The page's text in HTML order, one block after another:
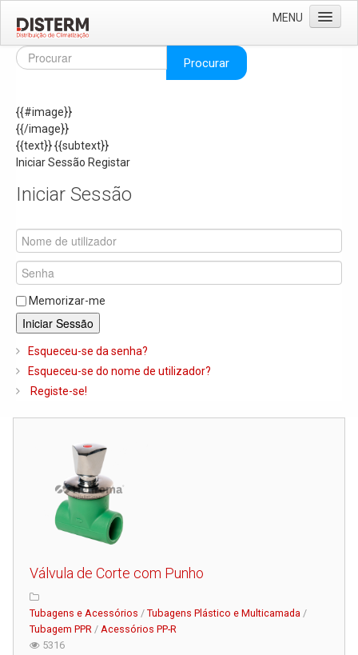
MENU
Home
Áreas de Negócio
Missão e Valores
As Nossas Marcas
Recrutamento
Produtos
Solar
Termoacumuladores e Depósitos de Inércia
Ar Condicionado
Caldeiras e Queimadores
Biomassa
Piso Radiante
Radiadores e Ventiloconvetores
Depósitos de Gasóleo e Água
Regulação e Controlo
Bombas e Circuladores
Chaminés
Tubagens e Acessórios
Procurar
{{#image}}
{{/image}}
{{text}}{{subtext}}
Iniciar Sessão Registar
Iniciar Sessão
Memorizar-me
Iniciar Sessão
Esqueceu-se da senha?
Esqueceu-se do nome de utilizador?
Registe-se!
Válvula de Corte com Punho
Tubagens e Acessórios / Tubagens Plástico e Multicamada /
Tubagem PPR / Acessórios PP-R
5316